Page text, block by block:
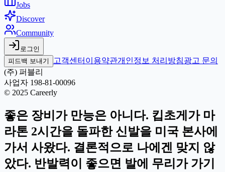
Jobs
Discover
Community
로그인
피드백 보내기
고객센터 이용약관개인정보 처리방침광고 문의
(주) 퍼블리
사업자 198-81-00096
© 2025 Careerly
좋은 장비가 만능은 아니다. 킵초게가 마
라톤 2시간을 돌파한 신발을 미국 본사에
가서 사왔다. 결론적으로 나에겐 맞지 않
았다. 반발력이 좋으면 발에 무리가 가기